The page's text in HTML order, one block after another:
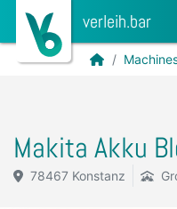
verleih.bar
Makita Akku
78467 Konstanz